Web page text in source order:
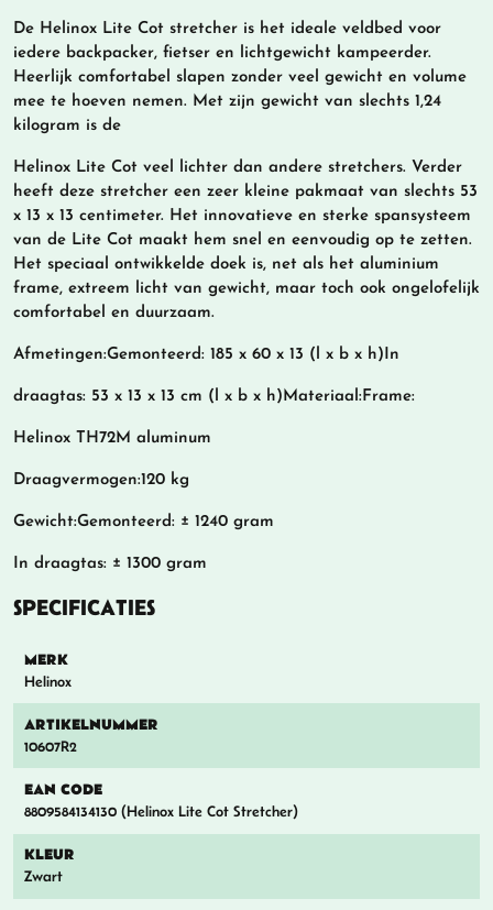
De Helinox Lite Cot stretcher is het ideale veldbed voor
iedere backpacker, fietser en lichtgewicht kampeerder.
Heerlijk comfortabel slapen zonder veel gewicht en volume
mee te hoeven nemen. Met zijn gewicht van slechts 1,24
kilogram is de
Helinox Lite Cot veel lichter dan andere stretchers. Verder
heeft deze stretcher een zeer kleine pakmaat van slechts 53
x 13 x 13 centimeter. Het innovatieve en sterke spansysteem
van de Lite Cot maakt hem snel en eenvoudig op te zetten.
Het speciaal ontwikkelde doek is, net als het aluminium
frame, extreem licht van gewicht, maar toch ook ongelofelijk
comfortabel en duurzaam.
Afmetingen:Gemonteerd: 185 x 60 x 13 (l x b x h)In
draagtas: 53 x 13 x 13 cm (l x b x h)Materiaal:Frame:
Helinox TH72M aluminum
Draagvermogen:120 kg
Gewicht:Gemonteerd: ± 1240 gram
In draagtas: ± 1300 gram
SPECIFICATIES
MERK
Helinox
ARTIKELNUMMER
10607R2
EAN CODE
8809584134130 (Helinox Lite Cot Stretcher)
KLEUR
Zwart